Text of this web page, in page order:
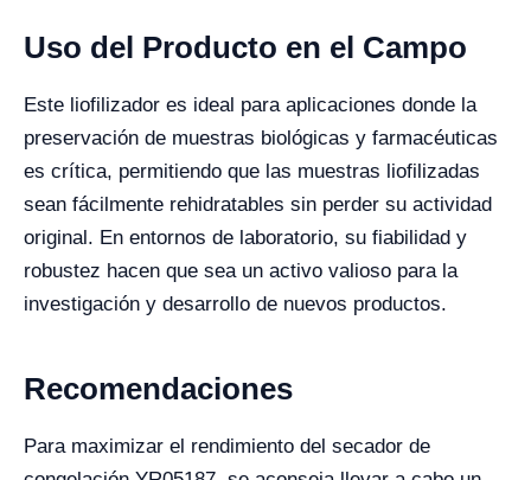
Uso del Producto en el Campo
Este liofilizador es ideal para aplicaciones donde la
preservación de muestras biológicas y farmacéuticas
es crítica, permitiendo que las muestras liofilizadas
sean fácilmente rehidratables sin perder su actividad
original. En entornos de laboratorio, su fiabilidad y
robustez hacen que sea un activo valioso para la
investigación y desarrollo de nuevos productos.
Recomendaciones
Para maximizar el rendimiento del secador de